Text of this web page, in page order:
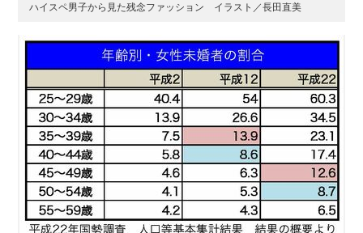
ハイスペ男子から見た残念ファッション イラスト／長田直美